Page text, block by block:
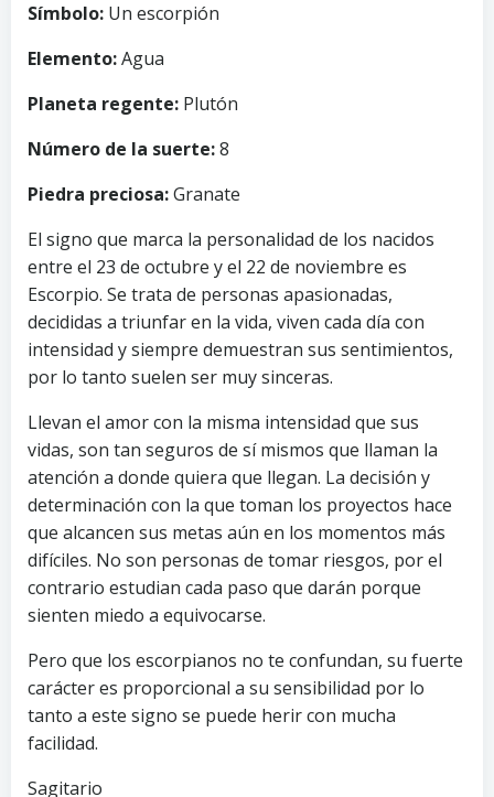
Símbolo: Un escorpión
Elemento:Agua
Planeta regente: Plutón
Número de la suerte:8
Piedra preciosa:Granate
El signo que marca la personalidad de los nacidos
entre el 23 de octubre y el 22 de noviembre es
Escorpio. Se trata de personas apasionadas,
decididas a triunfar en la vida, viven cada día con
intensidad y siempre demuestran sus sentimientos,
por lo tanto suelen ser muy sinceras.
Llevan el amor con la misma intensidad que sus
vidas, son tan seguros de sí mismos que llaman la
atención a donde quiera que llegan. La decisión y
determinación con la que toman los proyectos hace
que alcancen sus metas aún en los momentos más
difíciles. No son personas de tomar riesgos, por el
contrario estudian cada paso que darán porque
sienten miedo a equivocarse.
Pero que los escorpianos no te confundan, su fuerte
carácter es proporcional a su sensibilidad por lo
tanto a este signo se puede herir con mucha
facilidad.
Sagitario